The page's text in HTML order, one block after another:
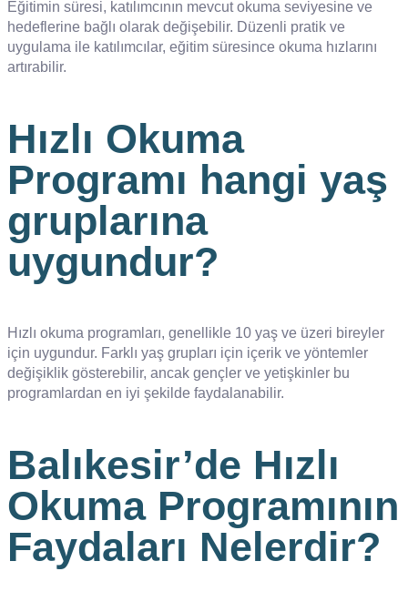
Eğitimin süresi, katılımcının mevcut okuma seviyesine ve
hedeflerine bağlı olarak değişebilir. Düzenli pratik ve
uygulama ile katılımcılar, eğitim süresince okuma hızlarını
artırabilir.
Hızlı Okuma
Programı hangi yaş
gruplarına
uygundur?
Hızlı okuma programları, genellikle 10 yaş ve üzeri bireyler
için uygundur. Farklı yaş grupları için içerik ve yöntemler
değişiklik gösterebilir, ancak gençler ve yetişkinler bu
programlardan en iyi şekilde faydalanabilir.
Balıkesir’de Hızlı
Okuma Programının
Faydaları Nelerdir?